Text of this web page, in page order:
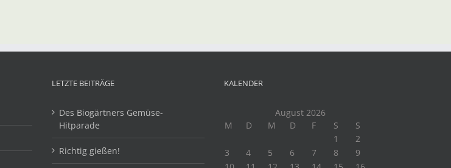
LETZTE BEITRÄGE
Des Biogärtners Gemüse-
Hitparade
Richtig gießen!
KALENDER
August 2026
M
D M D F S
S
1
2
3
4 5 6 7 8
9